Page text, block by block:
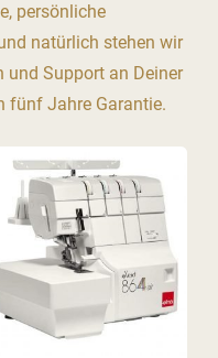
persönliche
natürlich stehen wir
und Support an Deiner
fünf Jahre Garantie.